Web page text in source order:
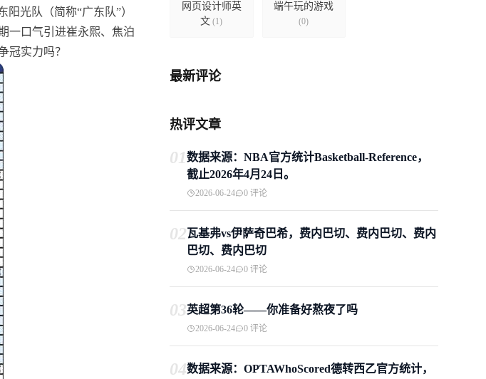
光队（简称“广东队”）
一口气引进崔永熙、焦泊
冠实力吗？
网页设计师英
文 (1)
端午玩的游戏
(0)
最新评论
热评文章
01数据来源：NBA官方统计Basketball-Reference，
截止2026年4月24日。
2026-06-24 0 评论
02瓦基弗vs伊萨奇巴希，费内巴切、费内巴切、费内
巴切、费内巴切
2026-06-24 0 评论
03英超第36轮——你准备好熬夜了吗
2026-06-24 0 评论
04数据来源：OPTAWhoScored德转西乙官方统计，